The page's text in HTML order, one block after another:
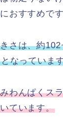
おすすめです
さは、約
なっていま
わんぱくス
ています。